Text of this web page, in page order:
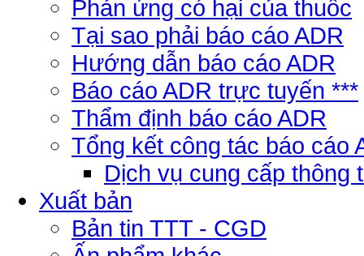
Phản ứng có hại của thuốc
Tại sao phải báo cáo ADR
Hướng dẫn báo cáo ADR
Báo cáo ADR trực tuyến ***
Thẩm định báo cáo ADR
Tổng kết công tác báo cáo
Dịch vụ cung cấp thông
Xuất bản
Bản tin TTT - CGD